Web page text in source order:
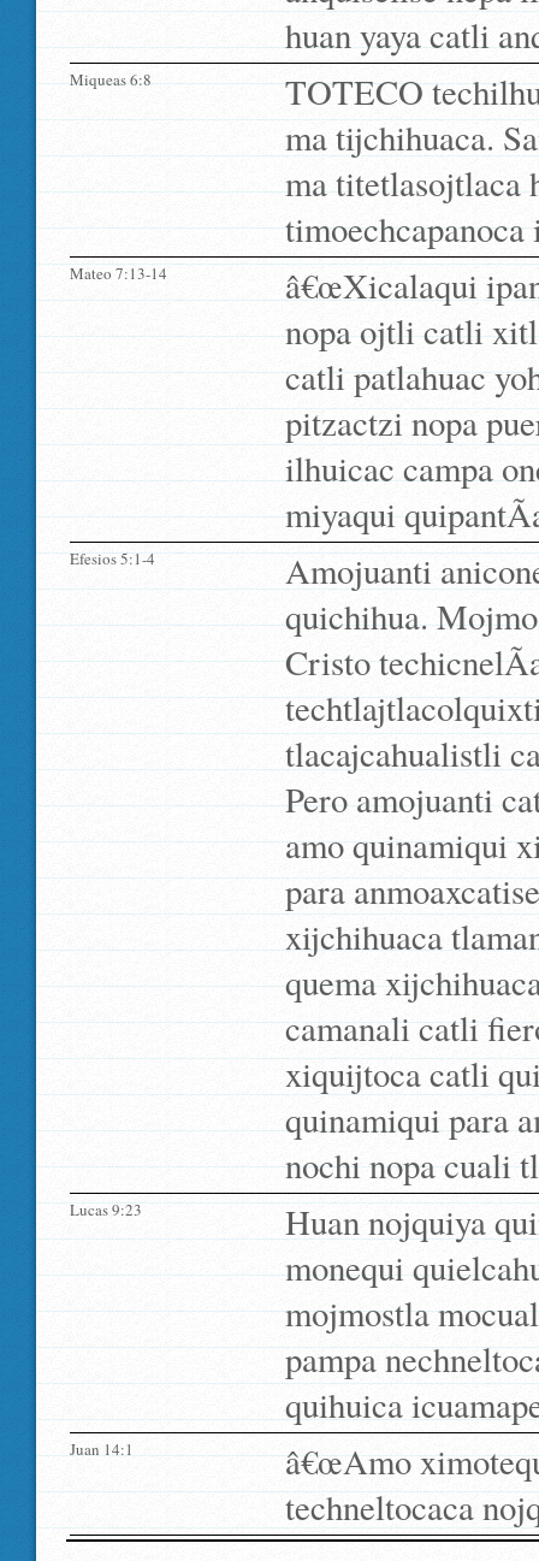
huan yaya catli
Miqueas 6:8
TOTECO
ma tijchihuaca.
ma titetlasojtlaca
timoechcapanoca
Mateo 7:13-14
â€œXicalaqui
nopa ojtli catli
catli patlahuac
pitzactzi nopa
ilhuicac campa
miyaqui
Efesios 5:1-4
Amojuanti
quichihua.
Cristo
tlacajcahualistli
Pero amojuanti
amo quinamiqui
para
xijchihuaca
quema
camanali catli
xiquijtoca catli
quinamiqui para
nochi nopa cuali
Lucas 9:23
Huan nojquiya
monequi
mojmostla
pampa
quihuica
Juan 14:1
â€œAmo
techneltocaca